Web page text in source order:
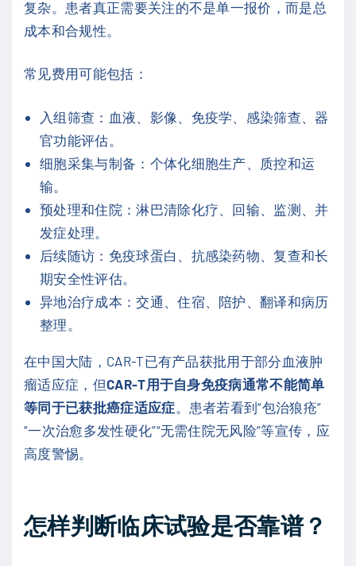
复杂。患者真正需要关注的不是单一报价，而是总
成本和合规性。
常见费用可能包括：
入组筛查：血液、影像、免疫学、感染筛查、器
官功能评估。
细胞采集与制备：个体化细胞生产、质控和运
输。
预处理和住院：淋巴清除化疗、回输、监测、并
发症处理。
后续随访：免疫球蛋白、抗感染药物、复查和长
期安全性评估。
异地治疗成本：交通、住宿、陪护、翻译和病历
整理。
在中国大陆，CAR-T已有产品获批用于部分血液肿
瘤适应症，但CAR-T用于自身免疫病通常不能简单
等同于已获批癌症适应症 。患者若看到“包治狼疮”
“一次治愈多发性硬化”“无需住院无风险”等宣传，应
高度警惕。
怎样判断临床试验是否靠谱？